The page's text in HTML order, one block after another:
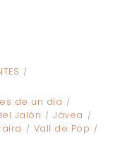
de un día
Jalón
Jávea
Vall de Pop